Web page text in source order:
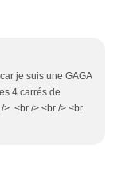
je suis une GAGA
4 carrés de
> <br /> <br /> <br